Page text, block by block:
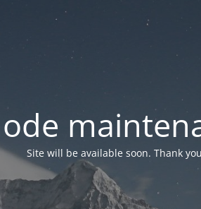
Site will be available soon. Thank